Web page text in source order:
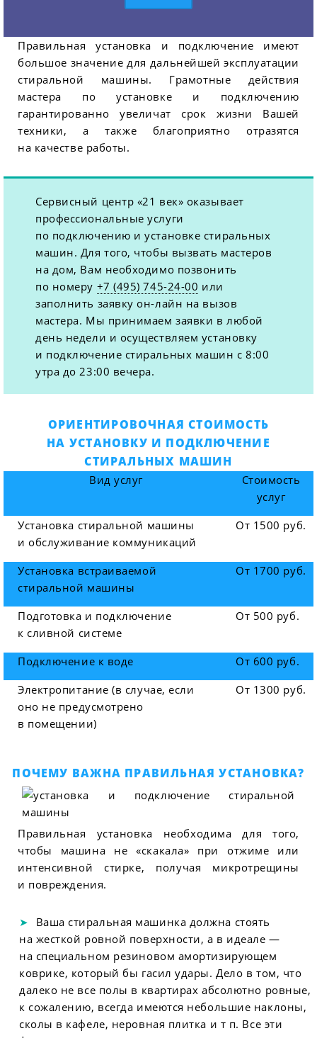
Правильная установка и подключение имеют
большое значение для дальнейшей эксплуатации
стиральной машины. Грамотные действия
мастера по установке и подключению
гарантированно увеличат срок жизни Вашей
техники, а также благоприятно отразятся
на качестве работы.
Сервисный центр «21 век» оказывает
профессиональные услуги
по подключению и установке стиральных
машин. Для того, чтобы вызвать мастеров
на дом, Вам необходимо позвонить
по номеру +7 (495) 745-24-00 или
заполнить заявку он-лайн на вызов
мастера. Мы принимаем заявки в любой
день недели и осуществляем установку
и подключение стиральных машин с 8:00
утра до 23:00 вечера.
ОРИЕНТИРОВОЧНАЯ СТОИМОСТЬ
НА УСТАНОВКУ И ПОДКЛЮЧЕНИЕ
СТИРАЛЬНЫХ МАШИН
Вид услуг
Стоимость
услуг
Установка стиральной машины
и обслуживание коммуникаций
От 1500 руб.
Установка встраиваемой
стиральной машины
От 1700 руб.
Подготовка и подключение
к сливной системе
От 500 руб.
Подключение к воде
От 600 руб.
Электропитание (в случае, если
оно не предусмотрено
в помещении)
От 1300 руб.
ПОЧЕМУ ВАЖНА ПРАВИЛЬНАЯ УСТАНОВКА?
Правильная установка необходима для того,
чтобы машина не «скакала» при отжиме или
интенсивной стирке, получая микротрещины
и повреждения.
Ваша стиральная машинка должна стоять
на жесткой ровной поверхности, а в идеале —
на специальном резиновом амортизирующем
коврике, который бы гасил удары. Дело в том, что
далеко не все полы в квартирах абсолютно ровные,
к сожалению, всегда имеются небольшие наклоны,
сколы в кафеле, неровная плитка и т п. Все эти